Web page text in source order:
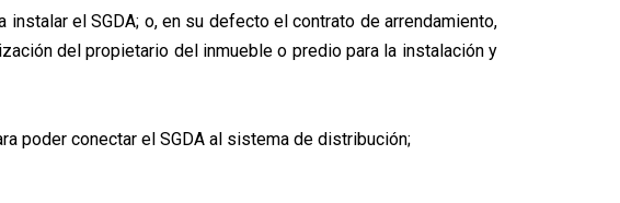
el SGDA; o, en su defecto el contrato de arrendamiento,
del propietario del inmueble o predio para la instalación y
poder conectar el SGDA al sistema de distribución;